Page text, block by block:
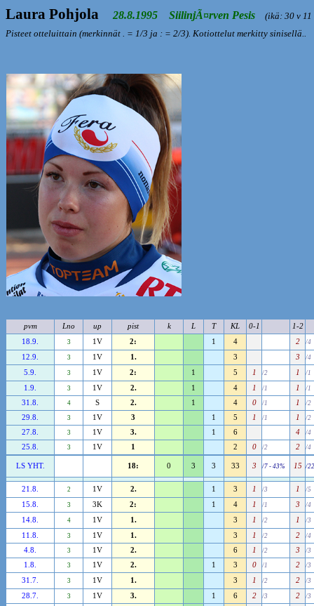
Laura Pohjola28.8.1995 SiilinjÃ¤rven Pesis
(ikä: 30 v 11
Pisteet otteluittain (merkinnät . = 1/3 ja : = 2/3). Kotiottelut merkitty sinisellä..
pvm Lno up pist k L T KL 0-1
1-2
18.9.
3 1V 2: 1 4 2 /4
12.9. 3 1V 1. 3 3 /4
5.9. 3 1V 2: 1 5 1 /2 1 /1
1.9. 3 1V 2. 1 4 1 /1 1 /1
31.8. 4 S 2. 1 4 0 /1 1 /2
29.8. 3 1V 3 1 5 1 /1 1 /2
27.8. 3 1V 3. 1 6 4 /4
25.8. 3 1V 1 2 0 /2 2 /4
LS YHT. 18: 0 3 3 33 3 /7 - 43% 15 /
21.8. 2 1V 2. 1 3 1 /3 1 /5
15.8. 3 3K 2: 1 4 1 /1 3 /4
14.8. 4 1V 1. 3 1 /2 1 /3
11.8. 3 1V 1. 3 1 /2 2 /4
4.8. 3 1V 2. 6 1 /2 3 /3
1.8. 3 1V 2. 1 3 0 /1 2 /3
31.7. 3 1V 1. 3 1 /2 2 /3
28.7. 3 1V 3. 1 6 2 /3 2 /3